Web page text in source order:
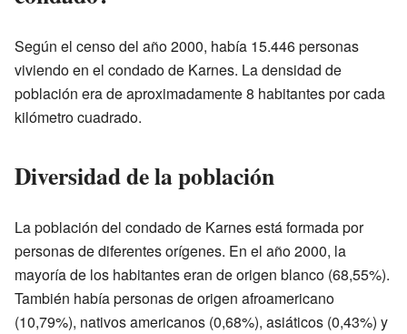
Según el censo del año 2000, había 15.446 personas
viviendo en el condado de Karnes. La densidad de
población era de aproximadamente 8 habitantes por cada
kilómetro cuadrado.
Diversidad de la población
La población del condado de Karnes está formada por
personas de diferentes orígenes. En el año 2000, la
mayoría de los habitantes eran de origen blanco (68,55%).
También había personas de origen afroamericano
(10,79%), nativos americanos (0,68%), asiáticos (0,43%) y